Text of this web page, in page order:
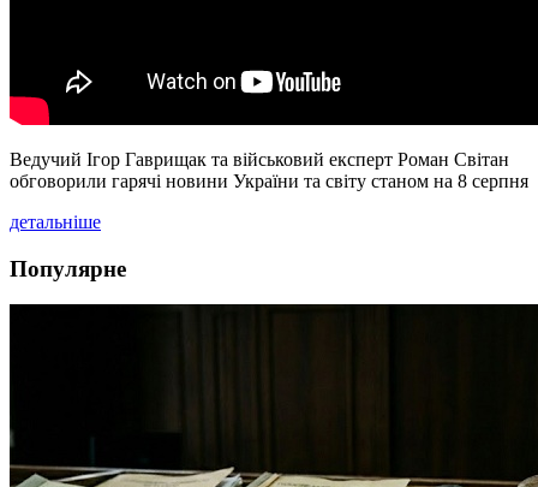
Ведучий Ігор Гаврищак та військовий експерт Роман Світан
обговорили гарячі новини України та світу станом на 8 серпня
детальніше
Популярне